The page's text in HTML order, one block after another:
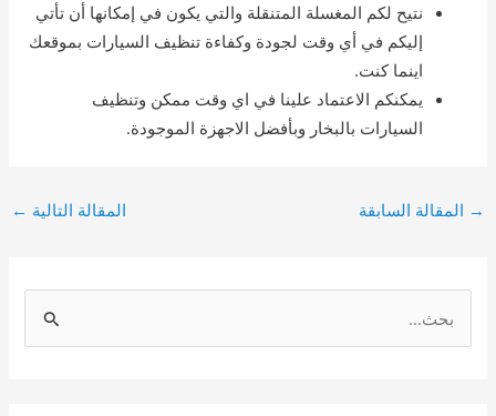
نتيح لكم المغسلة المتنقلة والتي يكون في إمكانها أن تأتي
إليكم في أي وقت لجودة وكفاءة تنظيف السيارات بموقعك
اينما كنت.
يمكنكم الاعتماد علينا في اي وقت ممكن وتنظيف
السيارات بالبخار وبأفضل الاجهزة الموجودة.
Post→ المقالة السابقة المقالة التالية ←